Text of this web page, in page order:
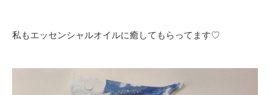
私もエッセンシャルオイルに癒してもらってます♡